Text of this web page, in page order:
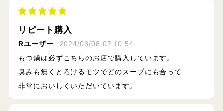
リピート購入
Rユーザー
2024/03/08 07:10:54
もつ鍋は必ずこちらのお店で購入しています。
臭みも無くとろけるモツでどのスープにも合って
非常においしくいただいています。